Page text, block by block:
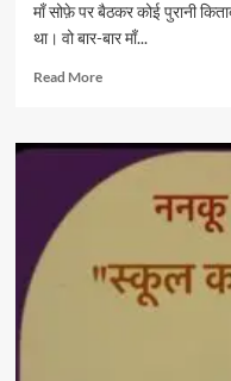
माँ सोफ़े पर बैठकर कोई पुरानी
था। वो बार-बार माँ...
Read MoreRead
रसगुल्ला
चिंता